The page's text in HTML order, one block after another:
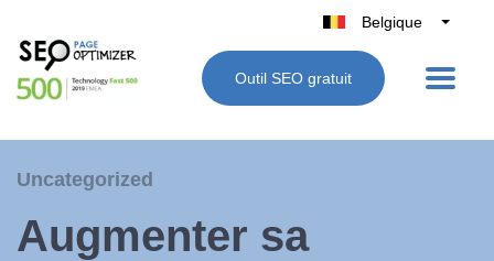
Belgique
België
Nederland
Outil SEO gratuit
Uncategorized
Augmenter sa